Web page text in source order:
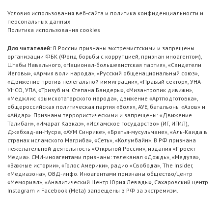
Условия использования веб-сайта и политика конфиденциальности и
персональных данных
Политика использования cookies
Для читателей: В России признаны экстремистскими и запрещены
организации ФБК (Фонд борьбы с коррупцией, признан иноагентом),
Штабы Навального, «Национал-большевистская партия», «Свидетели
Иеговы», «Армия воли народа», «Русский общенациональный союз»,
«Движение против нелегальной иммиграции», «Правый сектор», УНА-
УНСО, УПА, «Тризуб им. Степана Бандеры», «Мизантропик дивижн»,
«Меджлис крымскотатарского народа», движение «Артподготовка»,
общероссийская политическая партия «Воля», АУЕ, батальоны «Азов» и
«Айдар». Признаны террористическими и запрещены: «Движение
Талибан», «Имарат Кавказ», «Исламское государство» (ИГ, ИГИЛ),
Джебхад-ан-Нусра, «АУМ Синрике», «Братья-мусульмане», «Аль-Каида в
странах исламского Магриба», «Сеть», «Колумбайн». В РФ признана
нежелательной деятельность «Открытой России», издания «Проект
Медиа». СМИ-иноагентами признаны: телеканал «Дождь», «Медуза»,
«Важные истории», «Голос Америки», радио «Свобода», The Insider,
«Медиазона», ОВД-инфо. Иноагентами признаны общество/центр
«Мемориал», «Аналитический Центр Юрия Левады», Сахаровский центр.
Instagram и Facebook (Metа) запрещены в РФ за экстремизм.